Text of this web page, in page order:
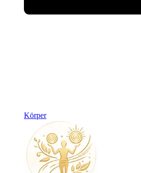
Körper